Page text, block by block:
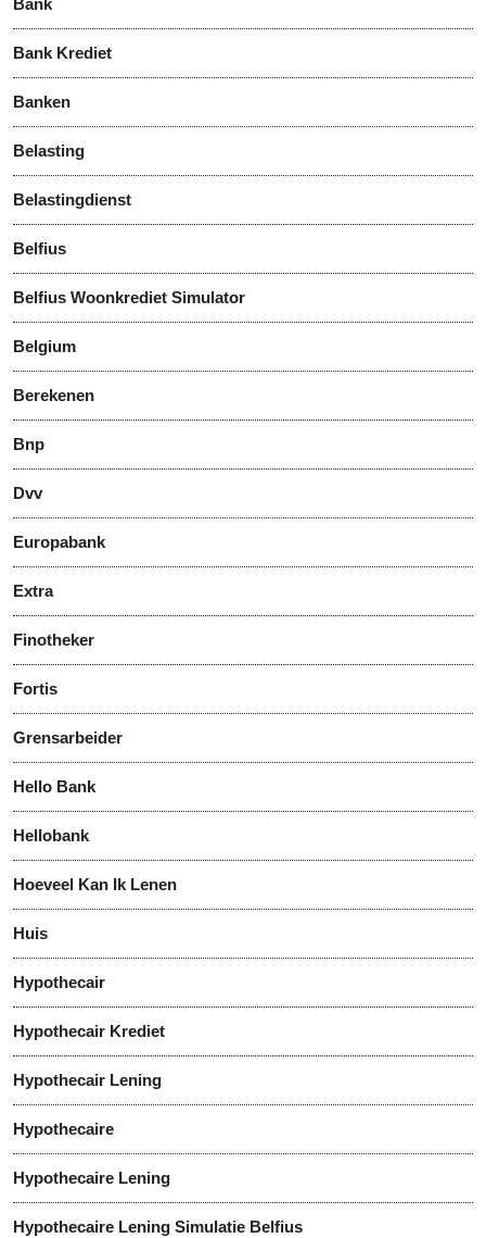
Bank
Bank Krediet
Banken
Belasting
Belastingdienst
Belfius
Belfius Woonkrediet Simulator
Belgium
Berekenen
Bnp
Dvv
Europabank
Extra
Finotheker
Fortis
Grensarbeider
Hello Bank
Hellobank
Hoeveel Kan Ik Lenen
Huis
Hypothecair
Hypothecair Krediet
Hypothecair Lening
Hypothecaire
Hypothecaire Lening
Hypothecaire Lening Simulatie Belfius